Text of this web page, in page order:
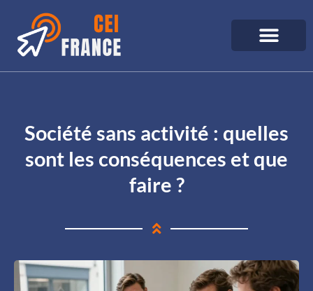
Société sans activité : quelles
sont les conséquences et que
faire ?